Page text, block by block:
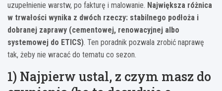
uzupełnienie warstw, po fakturę i malowanie. Największa różnica
w trwałości wynika z dwóch rzeczy: stabilnego podłoża i
dobranej zaprawy (cementowej, renowacyjnej albo
systemowej do ETICS). Ten poradnik pozwala zrobić naprawę
tak, żeby nie wracać do tematu co sezon.
1) Najpierw ustal, z czym masz do